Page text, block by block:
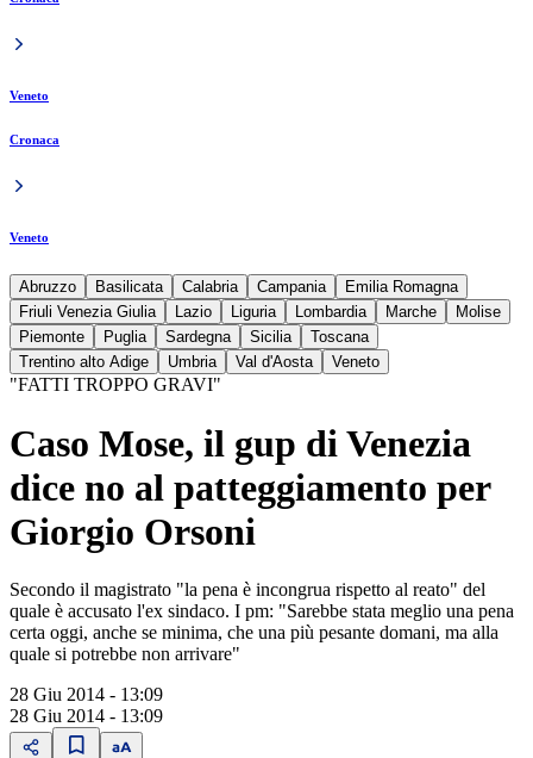
Veneto
Cronaca
Veneto
Abruzzo Basilicata Calabria Campania
Emilia Romagna
Friuli Venezia Giulia
Lazio Liguria Lombardia Marche
Molise
Piemonte
Puglia Sardegna Sicilia
Toscana
Trentino alto Adige
Umbria Val d'Aosta Veneto
"FATTI TROPPO GRAVI"
Caso Mose, il gup di Venezia
dice no al patteggiamento per
Giorgio Orsoni
Secondo il magistrato "la pena è incongrua rispetto al reato" del
quale è accusato l'ex sindaco. I pm: "Sarebbe stata meglio una pena
certa oggi, anche se minima, che una più pesante domani, ma alla
quale si potrebbe non arrivare"
28 Giu 2014 - 13:09
28 Giu 2014 - 13:09